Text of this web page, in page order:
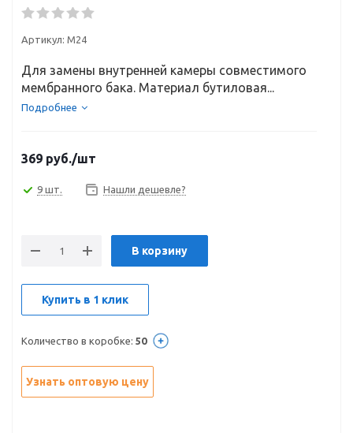
Артикул: M24
Для замены внутренней камеры совместимого
мембранного бака. Материал бутиловая...
Подробнее
369 руб./шт
9 шт. Нашли дешевле?
В корзину
Купить в 1 клик
Количество в коробке: 50
Узнать оптовую цену